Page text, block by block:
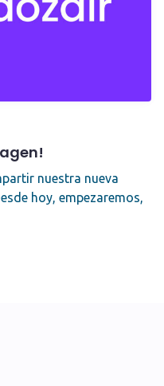
nuestra nueva
hoy, empezaremos,